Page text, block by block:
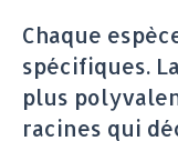
Chaque
spécifiques. La
plus
racines qui